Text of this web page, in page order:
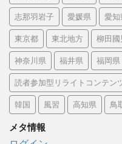
志那羽岩子 愛媛県 愛知
東京都 東北地方 柳田國
神奈川県 福井県 福岡県
読者参加型リライトコンテン
韓国 風習 高知県 鳥
メタ情報